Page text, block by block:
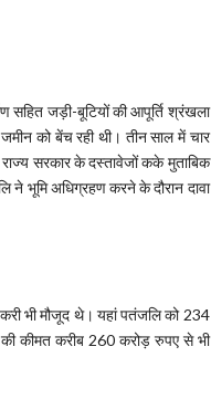
सहित जड़ी-बूटियों की आपूर्ति श्रंखला
को बेंच रही थी। तीन साल में चार
सरकार के दस्तावेजों कके मुताबिक
ने भूमि अधिग्रहण करने के दौरान दावा
भी मौजूद थे। यहां पतंजलि को 234
कीमत करीब 260 करोड़ रुपए से भी